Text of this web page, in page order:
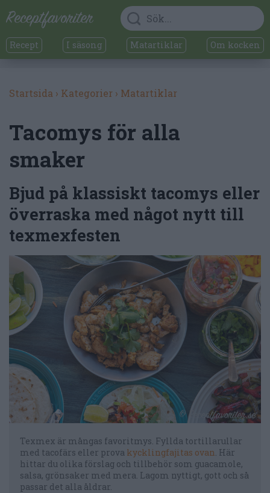
Recept I säsong Matartiklar Om kocken
Startsida › Kategorier › Matartiklar
Tacomys för alla
smaker
Bjud på klassiskt tacomys eller
överraska med något nytt till
texmexfesten
Texmex är mångas favoritmys. Fyllda tortillarullar
med tacofärs eller prova kycklingfajitas ovan . Här
hittar du olika förslag och tillbehör som guacamole,
salsa, grönsaker med mera. Lagom nyttigt, gott och så
passar det alla åldrar.